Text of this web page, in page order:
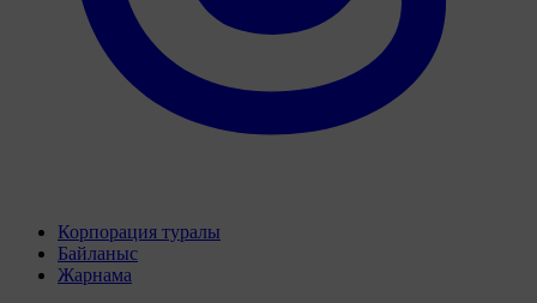
Корпорация туралы
Байланыс
Жарнама